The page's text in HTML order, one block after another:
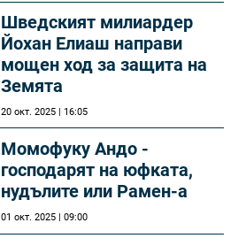
Шведският милиардер
Йохан Елиаш направи
мощен ход за защита на
Земята
20 окт. 2025 | 16:05
Момофуку Андо -
господарят на юфката,
нудълите или Рамен-а
01 окт. 2025 | 09:00